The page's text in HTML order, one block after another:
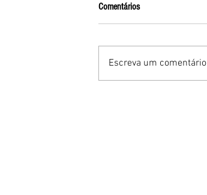
Comentários
Escreva um comentário